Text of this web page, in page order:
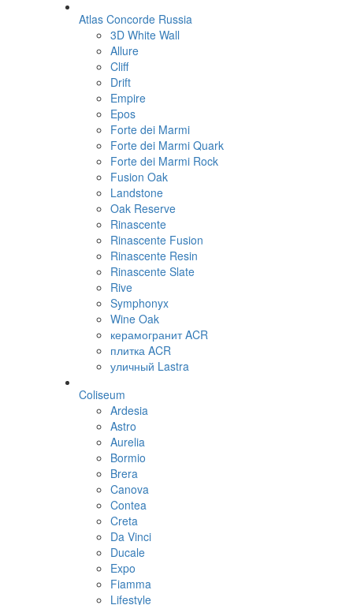
Atlas Concorde Russia
3D White Wall
Allure
Cliff
Drift
Empire
Epos
Forte dei Marmi
Forte dei Marmi Quark
Forte dei Marmi Rock
Fusion Oak
Landstone
Oak Reserve
Rinascente
Rinascente Fusion
Rinascente Resin
Rinascente Slate
Rive
Symphonyx
Wine Oak
керамогранит ACR
плитка ACR
уличный Lastra
Coliseum
Ardesia
Astro
Aurelia
Bormio
Brera
Canova
Contea
Creta
Da Vinci
Ducale
Expo
Fiamma
Lifestyle